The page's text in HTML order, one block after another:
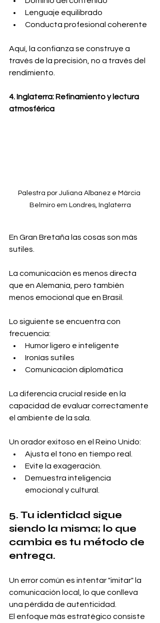
Lenguaje equilibrado
Conducta profesional coherente
Aquí, la confianza se construye a
través de la precisión, no a través del
rendimiento.
4. Inglaterra: Refinamiento y lectura
atmosférica
Palestra por Juliana Albanez e Márcia
Belmiro em Londres, Inglaterra
En Gran Bretaña las cosas son más
sutiles.
La comunicación es menos directa
que en Alemania, pero también
menos emocional que en Brasil.
Lo siguiente se encuentra con
frecuencia:
Humor ligero e inteligente
Ironías sutiles
Comunicación diplomática
La diferencia crucial reside en la
capacidad de evaluar correctamente
el ambiente de la sala.
Un orador exitoso en el Reino Unido:
Ajusta el tono en tiempo real.
Evite la exageración.
Demuestra inteligencia
emocional y cultural.
5. Tu identidad sigue
siendo la misma; lo que
cambia es tu método de
entrega.
Un error común es intentar "imitar" la
comunicación local, lo que conlleva
una pérdida de autenticidad.
El enfoque más estratégico consiste